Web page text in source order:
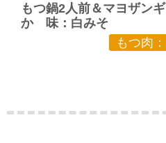
もつ鍋2人前＆マヨザン
か 味：白みそ
もつ肉